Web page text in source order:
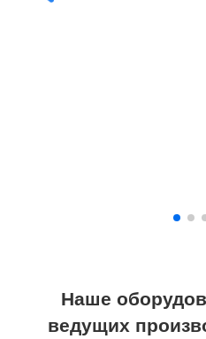
Наше
ведущих